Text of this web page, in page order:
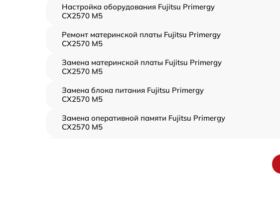
Настройка оборудования Fujitsu Primergy
CX2570 M5
Ремонт материнской платы Fujitsu Primergy
CX2570 M5
Замена материнской платы Fujitsu Primergy
CX2570 M5
Замена блока питания Fujitsu Primergy
CX2570 M5
Замена оперативной памяти Fujitsu Primergy
CX2570 M5